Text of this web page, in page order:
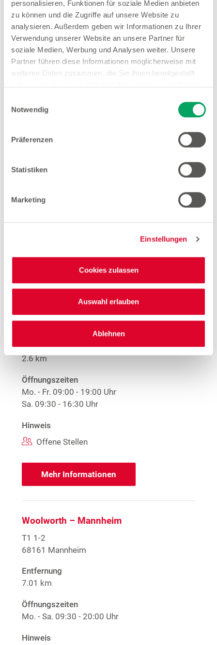
personalisieren, Funktionen für soziale Medien anbieten
zu können und die Zugriffe auf unsere Website zu
analysieren. Außerdem geben wir Informationen zu Ihrer
Verwendung unserer Website an unsere Partner für
soziale Medien, Werbung und Analysen weiter. Unsere
Partner führen diese Informationen möglicherweise mit
weiteren Daten zusammen, die Sie ihnen bereitgestellt
Einstellungen zu den Cookies finden Sie
Notwendig
Präferenzen
Statistiken
Marketing
Einstellungen
Cookies zulassen
Auswahl erlauben
Ablehnen
Woolworth – Viernheim
Robert-Schuman-Straße 8a
68519 Viernheim
Mo. - Sa.
Offene Stellen
Anime T-Shirts
1Nur solange der Vorrat reicht.
Woolworth – Viernheim
Rathausstraße 40
Entfernung
2.6 km
Öffnungszeiten
Mo. - Fr. 09:00 - 19:00 Uhr
Sa. 09:30 - 16:30 Uhr
Hinweis
Offene Stellen
Mehr Informationen
Woolworth – Mannheim
T1 1-2
68161 Mannheim
Entfernung
7.01 km
Öffnungszeiten
Mo. - Sa. 09:30 - 20:00 Uhr
Hinweis